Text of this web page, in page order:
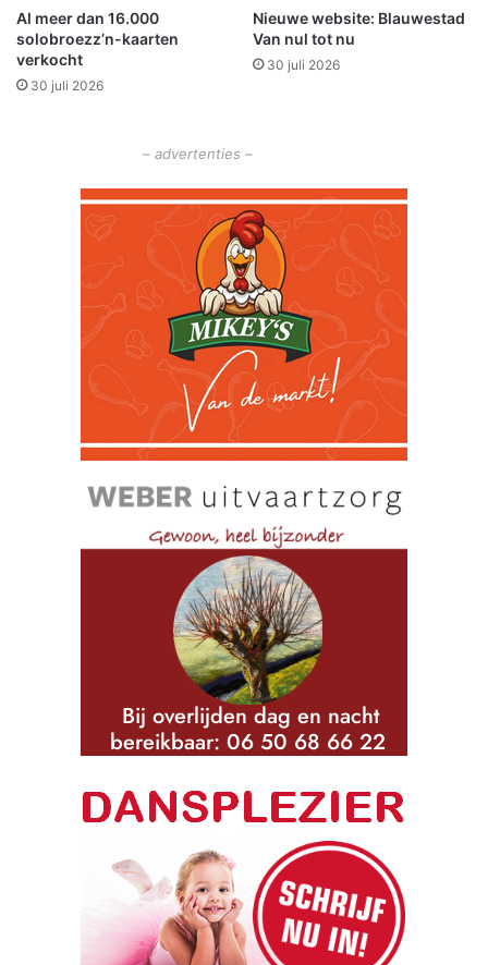
n
d
Al meer dan 16.000
solobroezz’n-kaarten
verkocht
30 juli 2026
Nieuwe website: Blauwestad
Van nul tot nu
30 juli 2026
– advertenties –